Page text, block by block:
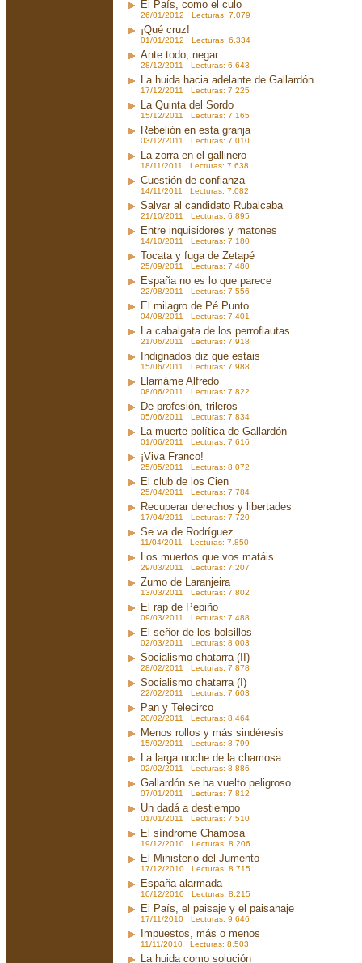
El País, como el culo
26/01/2012 Lecturas: 7.079
¡Qué cruz!
01/01/2012 Lecturas: 6.334
Ante todo, negar
28/12/2011 Lecturas: 6.643
La huida hacia adelante de Gallardón
17/12/2011 Lecturas: 7.225
La Quinta del Sordo
15/12/2011 Lecturas: 7.165
Rebelión en esta granja
03/12/2011 Lecturas: 7.010
La zorra en el gallinero
18/11/2011 Lecturas: 7.638
Cuestión de confianza
14/11/2011 Lecturas: 7.082
Salvar al candidato Rubalcaba
21/10/2011 Lecturas: 6.895
Entre inquisidores y matones
14/10/2011 Lecturas: 7.180
Tocata y fuga de Zetapé
25/09/2011 Lecturas: 7.480
España no es lo que parece
22/08/2011 Lecturas: 7.556
El milagro de Pé Punto
04/08/2011 Lecturas: 7.401
La cabalgata de los perroflautas
21/06/2011 Lecturas: 7.918
Indignados diz que estais
15/06/2011 Lecturas: 7.988
Llamáme Alfredo
08/06/2011 Lecturas: 7.822
De profesión, trileros
05/06/2011 Lecturas: 7.834
La muerte política de Gallardón
01/06/2011 Lecturas: 7.616
¡Viva Franco!
25/05/2011 Lecturas: 8.072
El club de los Cien
25/04/2011 Lecturas: 7.784
Recuperar derechos y libertades
17/04/2011 Lecturas: 7.720
Se va de Rodríguez
11/04/2011 Lecturas: 7.850
Los muertos que vos matáis
29/03/2011 Lecturas: 7.207
Zumo de Laranjeira
13/03/2011 Lecturas: 7.802
El rap de Pepiño
09/03/2011 Lecturas: 7.488
El señor de los bolsillos
02/03/2011 Lecturas: 8.003
Socialismo chatarra (II)
28/02/2011 Lecturas: 7.878
Socialismo chatarra (I)
22/02/2011 Lecturas: 7.603
Pan y Telecirco
20/02/2011 Lecturas: 8.464
Menos rollos y más sindéresis
15/02/2011 Lecturas: 8.799
La larga noche de la chamosa
02/02/2011 Lecturas: 8.886
Gallardón se ha vuelto peligroso
07/01/2011 Lecturas: 7.812
Un dadá a destiempo
01/01/2011 Lecturas: 7.510
El síndrome Chamosa
19/12/2010 Lecturas: 8.206
El Ministerio del Jumento
17/12/2010 Lecturas: 8.715
España alarmada
10/12/2010 Lecturas: 8.215
El País, el paisaje y el paisanaje
17/11/2010 Lecturas: 9.646
Impuestos, más o menos
11/11/2010 Lecturas: 8.503
La huida como solución